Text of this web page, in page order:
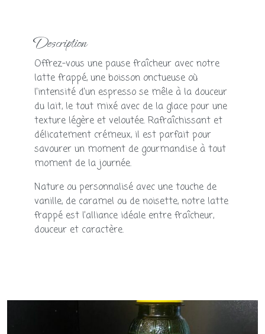
Description
Offrez-vous une pause fraîcheur avec notre
latte frappé, une boisson onctueuse où
l’intensité d’un espresso se mêle à la douceur
du lait, le tout mixé avec de la glace pour une
texture légère et veloutée. Rafraîchissant et
délicatement crémeux, il est parfait pour
savourer un moment de gourmandise à tout
moment de la journée.
Nature ou personnalisé avec une touche de
vanille, de caramel ou de noisette, notre latte
frappé est l’alliance idéale entre fraîcheur,
douceur et caractère.